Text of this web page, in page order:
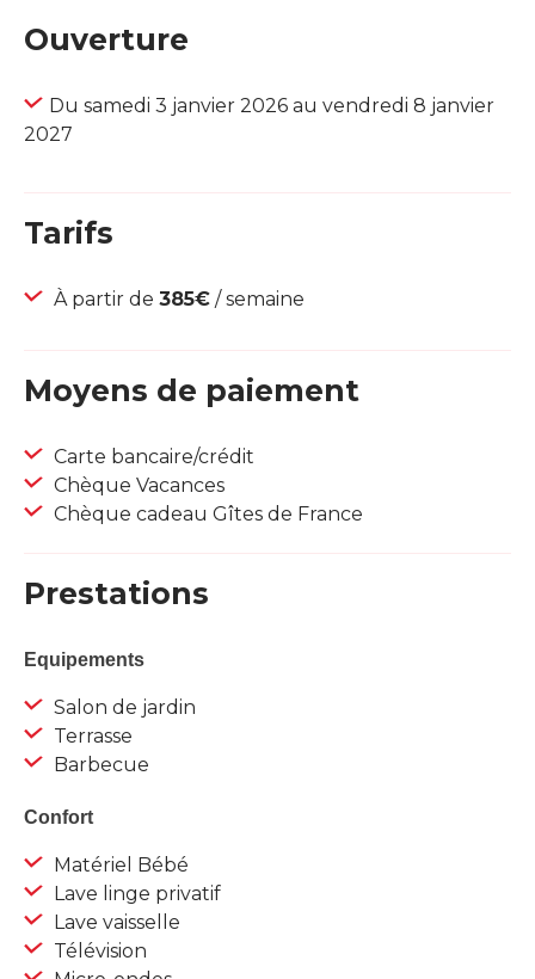
Ouverture
Du samedi 3 janvier 2026 au vendredi 8 janvier
2027
Tarifs
À partir de 385€ / semaine
Moyens de paiement
Carte bancaire/crédit
Chèque Vacances
Chèque cadeau Gîtes de France
Prestations
Equipements
Salon de jardin
Terrasse
Barbecue
Confort
Matériel Bébé
Lave linge privatif
Lave vaisselle
Télévision